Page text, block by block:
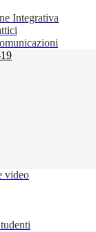
Integrativa
video